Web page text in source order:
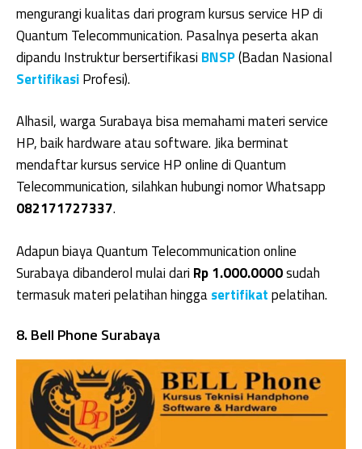
mengurangi kualitas dari program kursus service HP di
Quantum Telecommunication. Pasalnya peserta akan
dipandu Instruktur bersertifikasi BNSP(Badan Nasional
SertifikasiProfesi).
Alhasil, warga Surabaya bisa memahami materi service
HP, baik hardware atau software. Jika berminat
mendaftar kursus service HP online di Quantum
Telecommunication, silahkan hubungi nomor Whatsapp
082171727337.
Adapun biaya Quantum Telecommunication online
Surabaya dibanderol mulai dari Rp 1.000.0000sudah
termasuk materi pelatihan hinggasertifikatpelatihan.
8. Bell Phone Surabaya